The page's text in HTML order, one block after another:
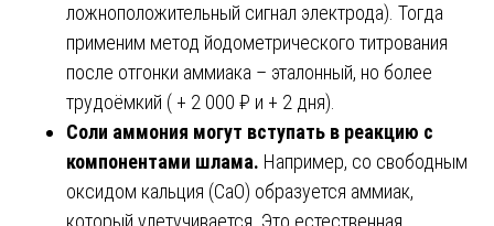
ложноположительный сигнал электрода). Тогда
применим метод йодометрического титрования
после отгонки аммиака – эталонный, но более
трудоёмкий ( + 2 000 ₽ и + 2 дня).
Соли аммония могут вступать в реакцию с
компонентами шлама. Например, со свободным
оксидом кальция (CaO) образуется аммиак,
который улетучивается. Это естественная